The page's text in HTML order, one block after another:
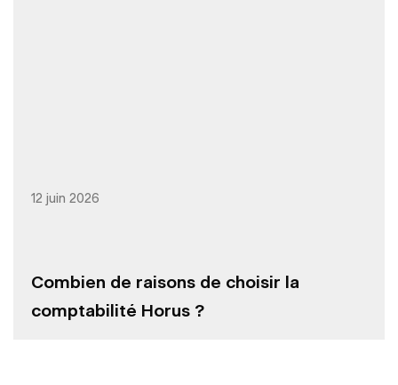
Combien de raisons de choisir la
comptabilité Horus ?
12 juin 2026